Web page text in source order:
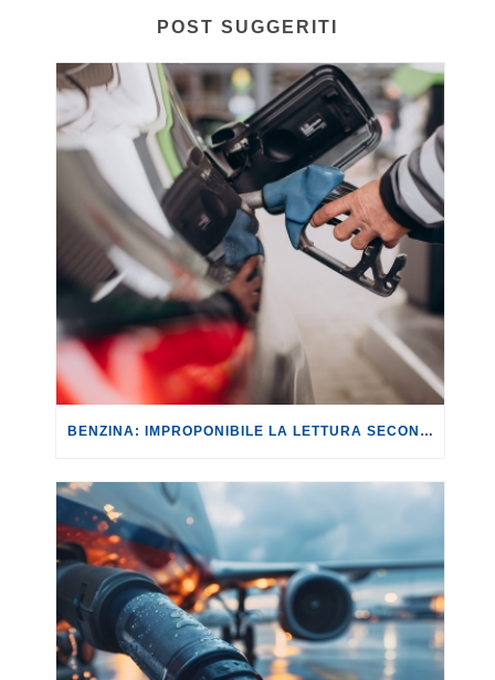
POST SUGGERITI
BENZINA: IMPROPONIBILE LA LETTURA SECONDO CUI PROROGARE IL TAGLIO DELLE ACCISE SIGNIFICA TASSARE TUTTI I CITTADINI.